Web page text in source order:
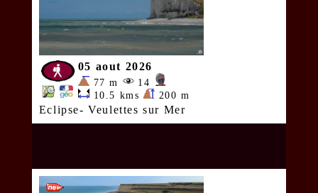
05 aout 2026
77 m
14
10.5 kms
200 m
Eclipse- Veulettes sur Mer